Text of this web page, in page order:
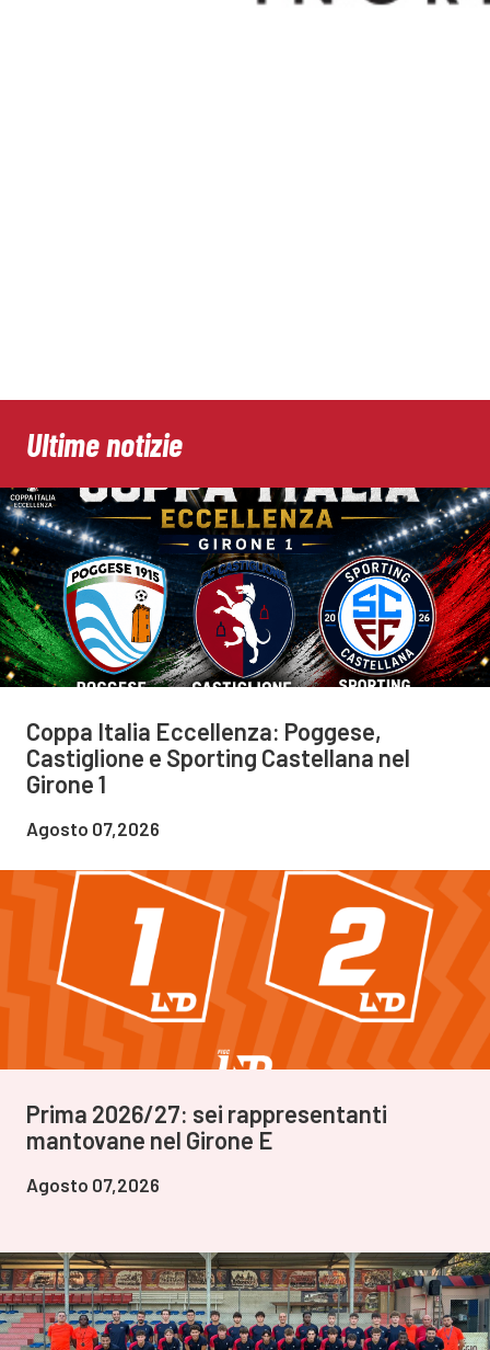
Ultime notizie
Coppa Italia Eccellenza: Poggese,
Castiglione e Sporting Castellana nel
Girone 1
Agosto 07,2026
Prima 2026/27: sei rappresentanti
mantovane nel Girone E
Agosto 07,2026